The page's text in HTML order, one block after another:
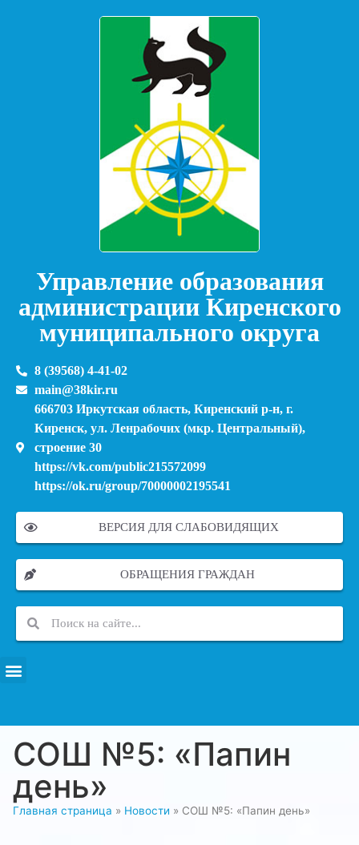
Управление образования
администрации Киренского
муниципального округа
8 (39568) 4-41-02
main@38kir.ru
666703 Иркутская область, Киренский р-н, г.
Киренск, ул. Ленрабочих (мкр. Центральный),
строение 30
https://vk.com/public215572099
https://ok.ru/group/70000002195541
ВЕРСИЯ ДЛЯ СЛАБОВИДЯЩИХ
ОБРАЩЕНИЯ ГРАЖДАН
СОШ №5: «Папин
день»
Главная страница » Новости » СОШ №5: «Папин день»